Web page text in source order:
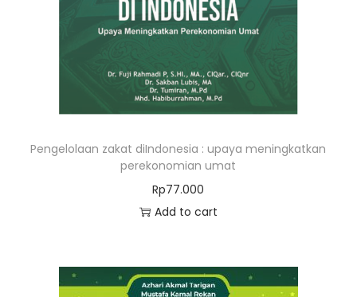
Pengelolaan zakat diIndonesia : upaya meningkatkan
perekonomian umat
Rp77.000
Add to cart